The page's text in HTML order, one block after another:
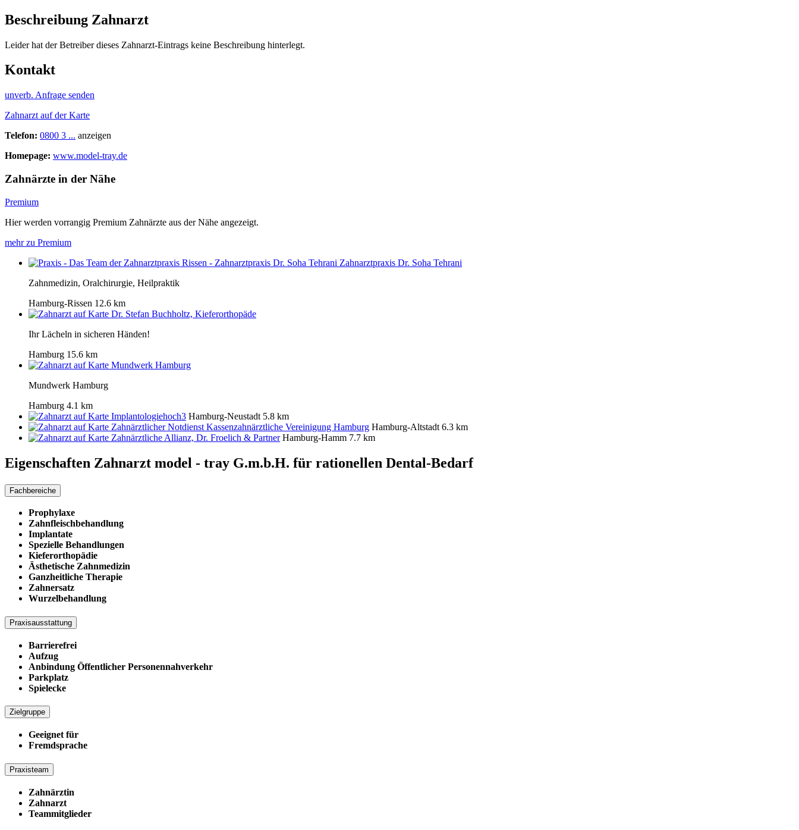
Beschreibung Zahnarzt
Leider hat der Betreiber dieses Zahnarzt-Eintrags keine Beschreibung hinterlegt.
Kontakt
unverb. Anfrage senden
Zahnarzt auf der Karte
Telefon: 0800 3 ... anzeigen
Homepage: www.model-tray.de
Zahnärzte in der Nähe
Premium
Hier werden vorrangig Premium Zahnärzte aus der Nähe angezeigt.
mehr zu Premium
Zahnarztpraxis Dr. Soha Tehrani
Zahnmedizin, Oralchirurgie, Heilpraktik
Hamburg-Rissen 12.6 km
Dr. Stefan Buchholtz, Kieferorthopäde
Ihr Lächeln in sicheren Händen!
Hamburg 15.6 km
Mundwerk Hamburg
Mundwerk Hamburg
Hamburg 4.1 km
Implantologiehoch3 Hamburg-Neustadt 5.8 km
Zahnärztlicher Notdienst Kassenzahnärztliche Vereinigung Hamburg Hamburg-Altstadt 6.3 km
Zahnärztliche Allianz, Dr. Froelich & Partner Hamburg-Hamm 7.7 km
Eigenschaften Zahnarzt model - tray G.m.b.H. für rationellen Dental-Bedarf
Fachbereiche
Prophylaxe
Zahnfleischbehandlung
Implantate
Spezielle Behandlungen
Kieferorthopädie
Ästhetische Zahnmedizin
Ganzheitliche Therapie
Zahnersatz
Wurzelbehandlung
Praxisausstattung
Barrierefrei
Aufzug
Anbindung Öffentlicher Personennahverkehr
Parkplatz
Spielecke
Zielgruppe
Geeignet für
Fremdsprache
Praxisteam
Zahnärztin
Zahnarzt
Teammitglieder